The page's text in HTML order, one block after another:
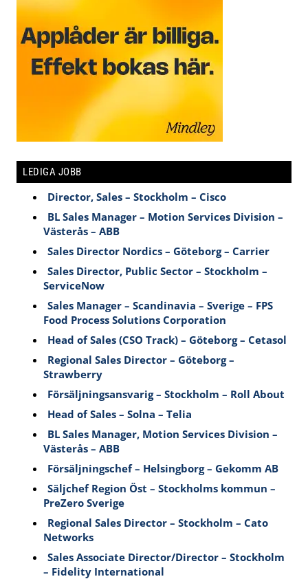
LEDIGA JOBB
Director, Sales – Stockholm – Cisco
BL Sales Manager – Motion Services Division –
Västerås – ABB
Sales Director Nordics – Göteborg – Carrier
Sales Director, Public Sector – Stockholm –
ServiceNow
Sales Manager – Scandinavia – Sverige – FPS
Food Process Solutions Corporation
Head of Sales (CSO Track) – Göteborg – Cetasol
Regional Sales Director – Göteborg –
Strawberry
Försäljningsansvarig – Stockholm – Roll About
Head of Sales – Solna – Telia
BL Sales Manager, Motion Services Division –
Västerås – ABB
Försäljningschef – Helsingborg – Gekomm AB
Säljchef Region Öst – Stockholms kommun –
PreZero Sverige
Regional Sales Director – Stockholm – Cato
Networks
Sales Associate Director/Director – Stockholm
– Fidelity International